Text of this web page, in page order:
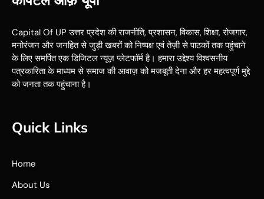
Capital Of UP उत्तर प्रदेश की राजनीति, प्रशासन, विकास, शिक्षा, रोजगार,
मनोरंजन और जनहित से जुड़ी खबरों को निष्पक्ष एवं तेज़ी से पाठकों तक पहुंचाने
के लिए समर्पित एक डिजिटल न्यूज़ प्लेटफॉर्म है। हमारा उद्देश्य विश्वसनीय
पत्रकारिता के माध्यम से समाज की आवाज़ को मजबूती देना और हर महत्वपूर्ण मुद्दे
को जनता तक पहुंचाना है।
Quick Links
Home
About Us